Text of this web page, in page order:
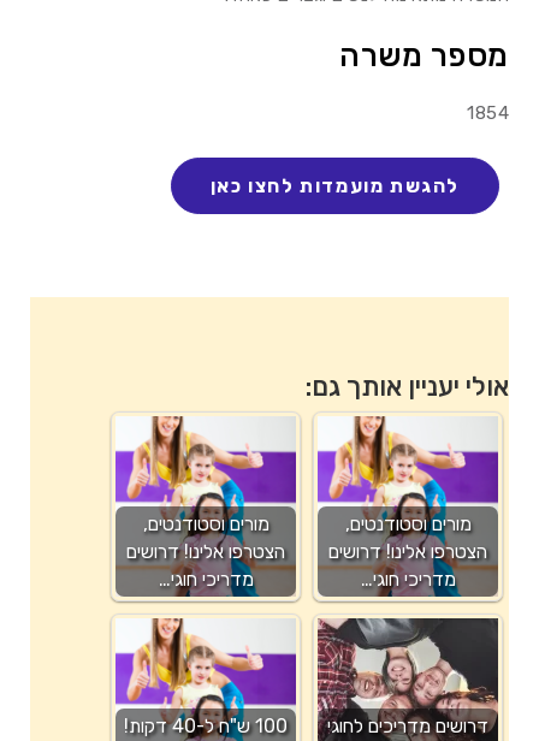
מספר משרה
1854
אולי יעניין אותך גם:
מורים וסטודנטים,
הצטרפו אלינו! דרושים
מדריכי חוגי…
מורים וסטודנטים,
הצטרפו אלינו! דרושים
מדריכי חוגי…
דרושים מדריכים לחוגי
100 ש"ח ל-40 דקות!